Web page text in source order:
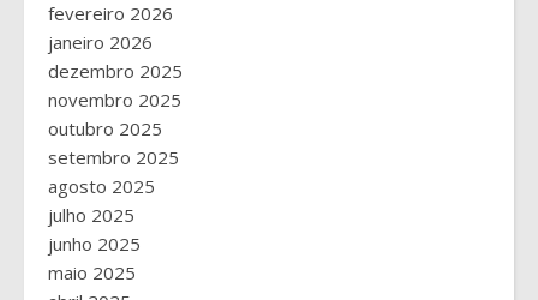
fevereiro 2026
janeiro 2026
dezembro 2025
novembro 2025
outubro 2025
setembro 2025
agosto 2025
julho 2025
junho 2025
maio 2025